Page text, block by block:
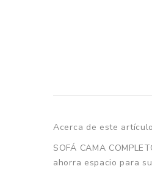
Acerca de este artículo
SOFÁ CAMA
ahorra espacio para